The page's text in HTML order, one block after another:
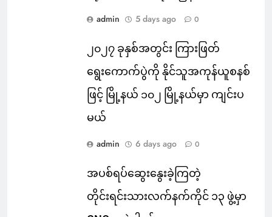
admin 5 days ago 0
၂၀၂၇ ခုနှစ်အတွင်း ကြားဖြတ်
ရွေးကောက်ပွဲကို နိုင်သူအကုန်ယူစနစ်
ဖြင့် မြို့နယ် ၁၀၂ မြို့နယ်မှာ ကျင်းပ
မယ်
admin 6 days ago 0
အပစ်ရပ်ဆွေးနွေးခဲ့ကြတဲ့
တိုင်းရင်းသားလက်နက်ကိုင် ၁၃ ဖွဲ့မှာ